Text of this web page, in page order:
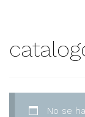
No se